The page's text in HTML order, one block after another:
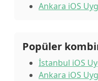
Ankara iOS
Popüler
İstanbul iOS
Ankara iOS